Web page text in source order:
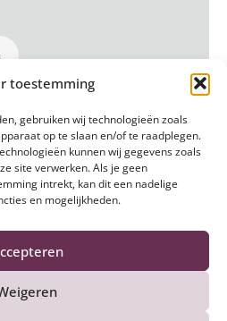
toestemming
gebruiken wij technologieën zoals
op te slaan en/of te raadplegen.
kunnen wij gegevens zoals
site verwerken. Als je geen
intrekt, kan dit een nadelige
en mogelijkheden.
om te maken